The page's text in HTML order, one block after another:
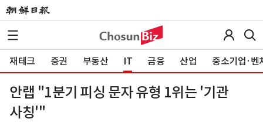
재테크 증권 부동산 IT 금융 산업 중소기업·벤
안랩 "1분기 피싱 문자 유형 1위는 '기관
사칭'"